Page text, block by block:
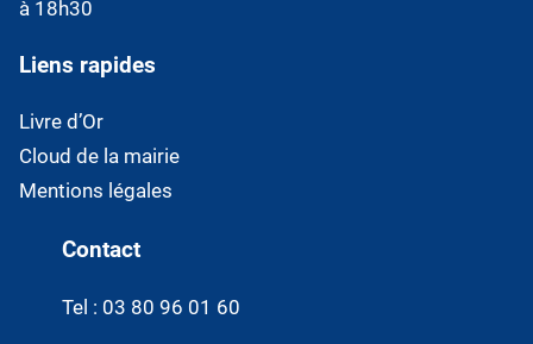
à 18h30
Liens rapides
Livre d’Or
Cloud de la mairie
Mentions légales
Contact
Tel : 03 80 96 01 60